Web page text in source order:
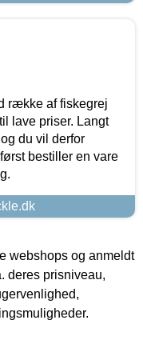
række af fiskegrej
lave priser. Langt
du vil derfor
bestiller en vare
webshops og anmeldt
deres prisniveau,